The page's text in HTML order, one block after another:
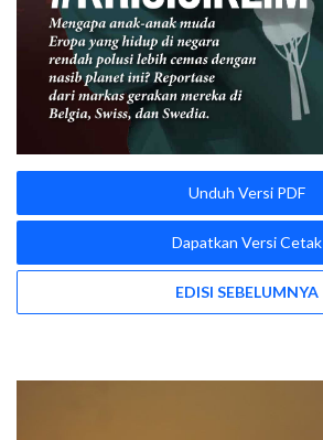
Unduh Versi PDF
Dapatkan Versi Cetak
EDISI SEBELUMNYA